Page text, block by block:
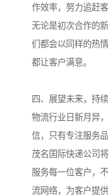
作效率，努力追赶客
无论是初次合作的
们都会以同样的热
都让客户满意。
四、展望未来，持
物流行业日新月异
信，只有专注服务
茂名国际快递公司
服务每一位客户，
流网络，为客户提